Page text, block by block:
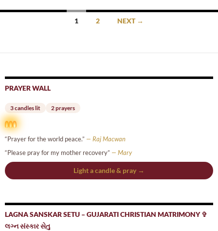
1 2 NEXT →
PRAYER WALL
3 candles lit 2 prayers
“Prayer for the world peace.” — Raj Macwan
“Please pray for my mother recovery” — Mary
Light a candle & pray →
LAGNA SANSKAR SETU – GUJARATI CHRISTIAN MATRIMONY ✞
લગ્ન સંસ્કાર સેતુ